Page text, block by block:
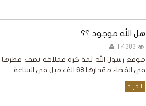
هل الله موجود ؟؟
في الفضاء مقدارها 68 الف ميل في الساعة
المزيد